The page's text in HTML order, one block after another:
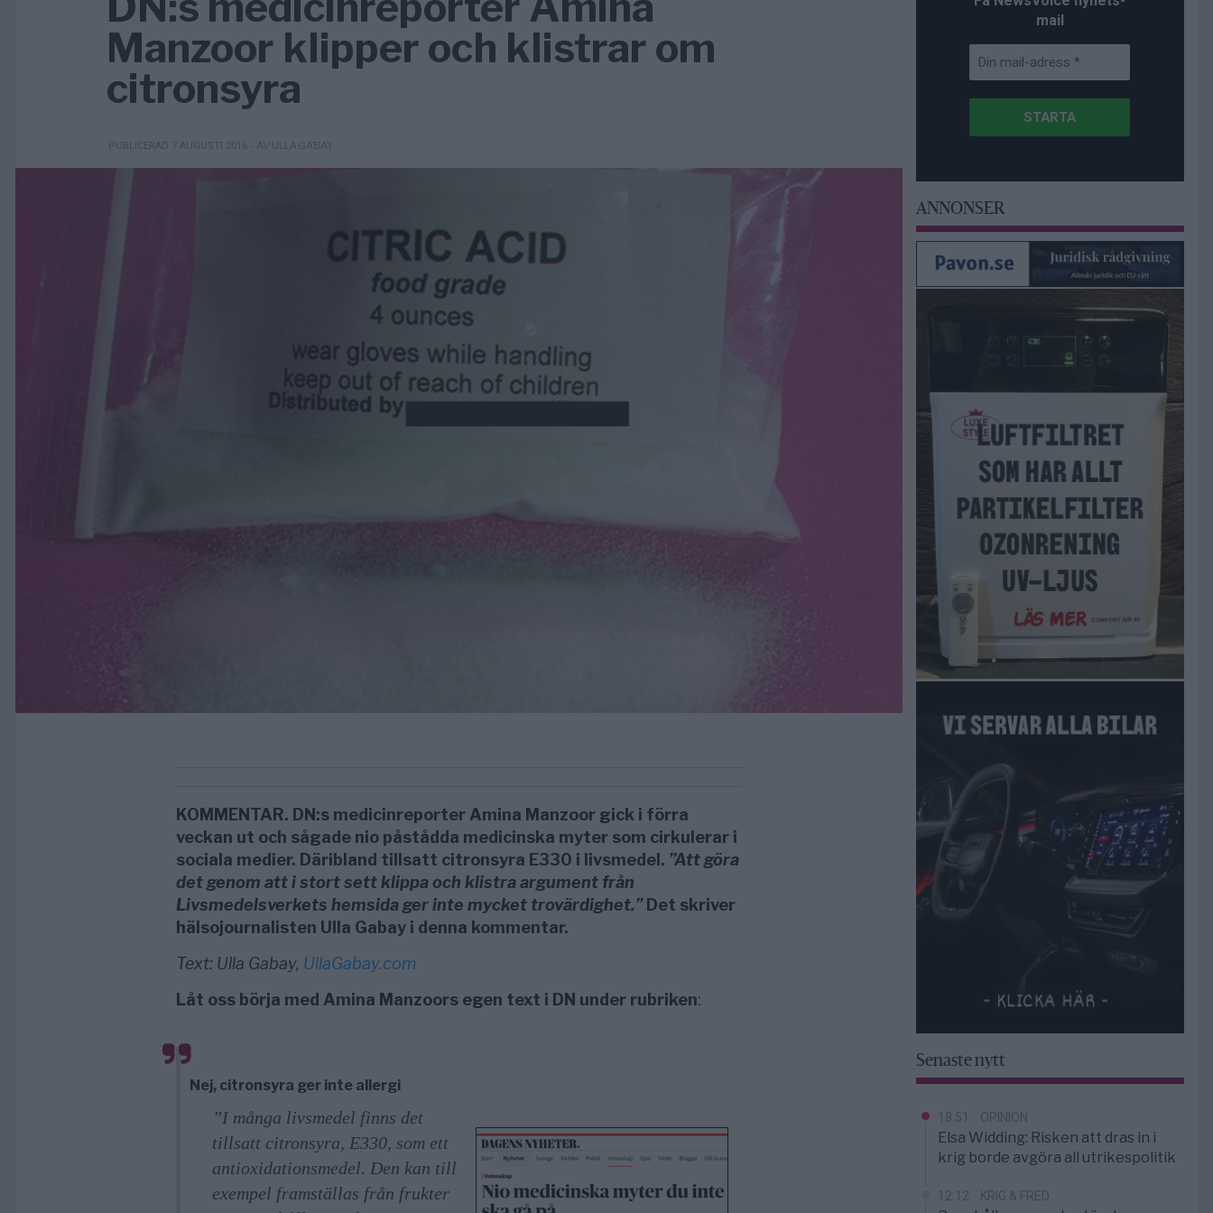
Manzoor klipper och klistrar om
citronsyra
PUBLICERAD 7 AUGUSTI 2016 - AV ULLA GABAY
KOMMENTAR. DN:s medicinreporter Amina Manzoor gick i förra
veckan ut och sågade nio påstådda medicinska myter som cirkulerar i
sociala medier. Däribland tillsatt citronsyra E330 i livsmedel. ”Att göra
det genom att i stort sett klippa och klistra argument från
Livsmedelsverkets hemsida ger inte mycket trovärdighet.”Det skriver
hälsojournalisten Ulla Gabay i denna kommentar.
Text: Ulla Gabay, UllaGabay.com
Låt oss börja med Amina Manzoors egen text i DN under rubriken:
Nej, citronsyra ger inte allergi
”I många livsmedel finns det
tillsatt citronsyra, E330, som ett
antioxidationsmedel. Den kan till
exempel framställas från frukter
mail
ANNONSER
Senaste nytt
18:51 OPINION
Elsa Widding: Risken att dras in i
krig borde avgöra all utrikespolitik
12:12 KRIG & FRED